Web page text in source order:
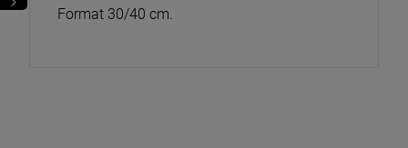
Format 30/40 cm.